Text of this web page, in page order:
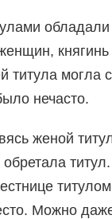
титула могла
нечасто.
женой
Можно даже